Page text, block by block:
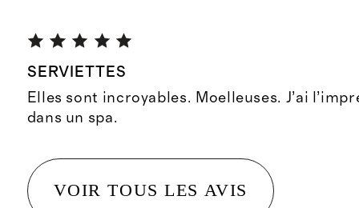
SERVIETTES
Elles sont incroyables. Moelleuses. J’ai
dans un spa.
VOIR TOUS LES AVIS